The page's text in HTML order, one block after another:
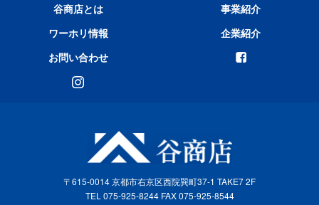
谷商店とは
事業紹介
ワーホリ情報
企業紹介
お問い合わせ
〒615-0014 京都市右京区西院巽町37-1 TAKE7 2F
TEL 075-925-8244 FAX 075-925-8544